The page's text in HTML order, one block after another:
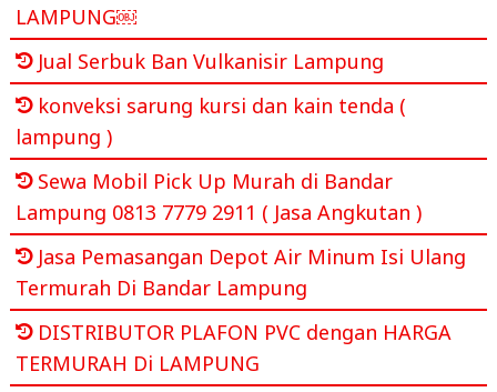
LAMPUNG￼
Jual Serbuk Ban Vulkanisir Lampung
konveksi sarung kursi dan kain tenda (
lampung )
Sewa Mobil Pick Up Murah di Bandar
Lampung 0813 7779 2911 ( Jasa Angkutan )
Jasa Pemasangan Depot Air Minum Isi Ulang
Termurah Di Bandar Lampung
DISTRIBUTOR PLAFON PVC dengan HARGA
TERMURAH Di LAMPUNG